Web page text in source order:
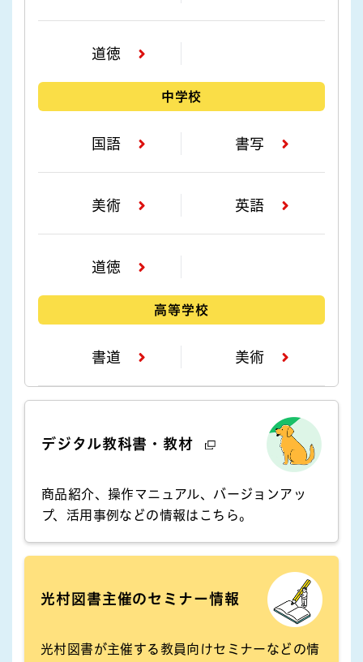
道徳
中学校
国語 書写
美術 英語
道徳
高等学校
書道 美術
デジタル教科書・教材
商品紹介、操作マニュアル、バージョンアッ
プ、活用事例などの情報はこちら。
光村図書主催のセミナー情報
光村図書が主催する教員向けセミナーなどの情